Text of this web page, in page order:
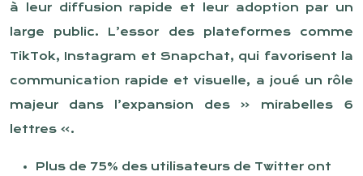
à leur diffusion rapide et leur adoption par un
large public. L’essor des plateformes comme
TikTok, Instagram et Snapchat, qui favorisent la
communication rapide et visuelle, a joué un rôle
majeur dans l’expansion des « mirabelles 6
lettres ».
Plus de 75% des utilisateurs de Twitter ont